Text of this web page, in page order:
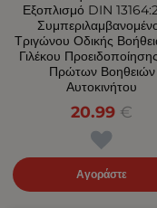
Εξοπλισμό DIN
Τριγώνου Οδικής
Γιλέκου
Πρώτων Βοηθειών
Αυτοκινήτου
20.99 €
Αγοράστε